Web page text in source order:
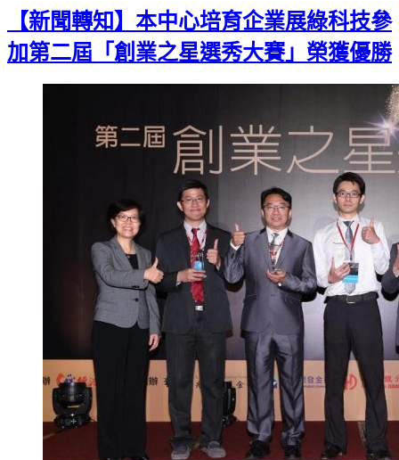
【新聞轉知】本中心培育企業展綠科技參
加第二屆「創業之星選秀大賽」榮獲優勝